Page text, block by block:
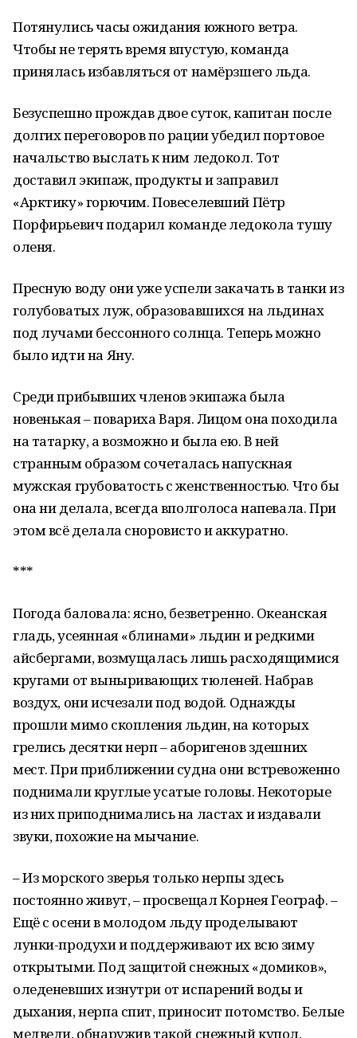
Потянулись часы ожидания южного ветра.
Чтобы не терять время впустую, команда
принялась избавляться от намёрзшего льда.
Безуспешно прождав двое суток, капитан после
долгих переговоров по рации убедил портовое
начальство выслать к ним ледокол. Тот
доставил экипаж, продукты и заправил
«Арктику» горючим. Повеселевший Пётр
Порфирьевич подарил команде ледокола тушу
оленя.
Пресную воду они уже успели закачать в танки из
голубоватых луж, образовавшихся на льдинах
под лучами бессонного солнца. Теперь можно
было идти на Яну.
Среди прибывших членов экипажа была
новенькая – повариха Варя. Лицом она походила
на татарку, а возможно и была ею. В ней
странным образом сочеталась напускная
мужская грубоватость с женственностью. Что бы
она ни делала, всегда вполголоса напевала. При
этом всё делала сноровисто и аккуратно.
***
Погода баловала: ясно, безветренно. Океанская
гладь, усеянная «блинами» льдин и редкими
айсбергами, возмущалась лишь расходящимися
кругами от выныривающих тюленей. Набрав
воздух, они исчезали под водой. Однажды
прошли мимо скопления льдин, на которых
грелись десятки нерп – аборигенов здешних
мест. При приближении судна они встревоженно
поднимали круглые усатые головы. Некоторые
из них приподнимались на ластах и издавали
звуки, похожие на мычание.
– Из морского зверья только нерпы здесь
постоянно живут, – просвещал Корнея Географ. –
Ещё с осени в молодом льду проделывают
лунки-продухи и поддерживают их всю зиму
открытыми. Под защитой снежных «домиков»,
оледеневших изнутри от испарений воды и
дыхания, нерпа спит, приносит потомство. Белые
медведи, обнаружив такой снежный купол,